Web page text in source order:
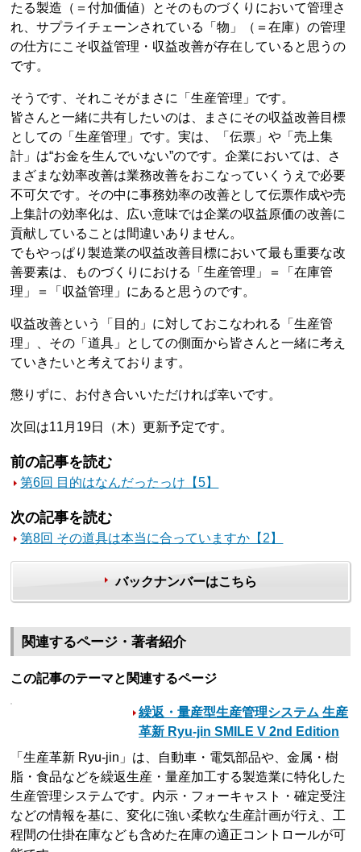
たる製造（＝付加価値）とそのものづくりにおいて管理さ
れ、サプライチェーンされている「物」（＝在庫）の管理
の仕方にこそ収益管理・収益改善が存在していると思うの
です。
そうです、それこそがまさに「生産管理」です。
皆さんと一緒に共有したいのは、まさにその収益改善目標
としての「生産管理」です。実は、「伝票」や「売上集
計」は“お金を生んでいない”のです。企業においては、さ
まざまな効率改善は業務改善をおこなっていくうえで必要
不可欠です。その中に事務効率の改善として伝票作成や売
上集計の効率化は、広い意味では企業の収益原価の改善に
貢献していることは間違いありません。
でもやっぱり製造業の収益改善目標において最も重要な改
善要素は、ものづくりにおける「生産管理」＝「在庫管
理」＝「収益管理」にあると思うのです。
収益改善という「目的」に対しておこなわれる「生産管
理」、その「道具」としての側面から皆さんと一緒に考え
ていきたいと考えております。
懲りずに、お付き合いいただければ幸いです。
次回は11月19日（木）更新予定です。
前の記事を読む
第6回 目的はなんだったっけ【5】
次の記事を読む
第8回 その道具は本当に合っていますか【2】
バックナンバーはこちら
関連するページ・著者紹介
この記事のテーマと関連するページ
繰返・量産型生産管理システム 生産
革新 Ryu-jin SMILE V 2nd Edition
「生産革新 Ryu-jin」は、自動車・電気部品や、金属・樹
脂・食品などを繰返生産・量産加工する製造業に特化した
生産管理システムです。内示・フォーキャスト・確定受注
などの情報を基に、変化に強い柔軟な生産計画が行え、工
程間の仕掛在庫なども含めた在庫の適正コントロールが可